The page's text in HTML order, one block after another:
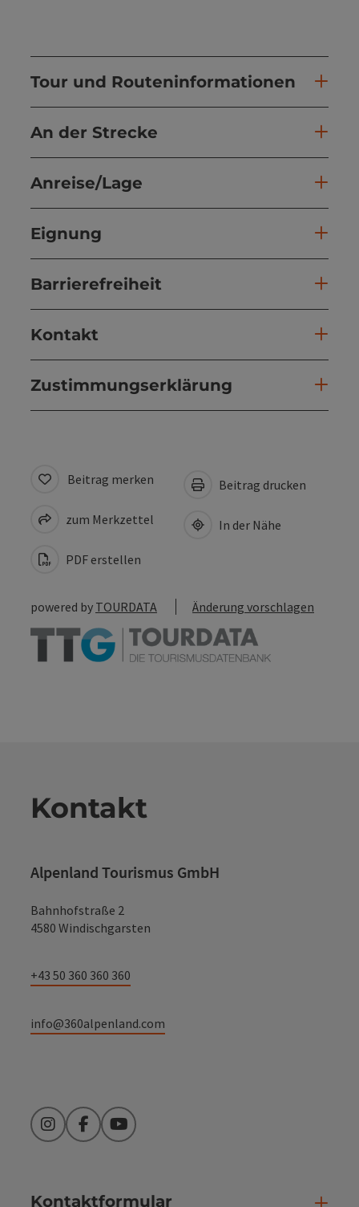
Tour und Routeninformationen
An der Strecke
Anreise/Lage
Eignung
Barrierefreiheit
Kontakt
Zustimmungserklärung
Beitrag merken
zum Merkzettel
PDF erstellen
Beitrag drucken
In der Nähe
powered by TOURDATA Änderung vorschlagen
Kontakt
Alpenland Tourismus GmbH
Bahnhofstraße 2
4580 Windischgarsten
+43 50 360 360 360
info@360alpenland.com
InstagramFacebookYouTube
Kontaktformular